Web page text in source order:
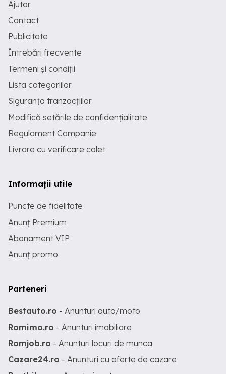
Ajutor
Contact
Publicitate
Întrebări frecvente
Termeni și condiții
Lista categoriilor
Siguranța tranzacțiilor
Modifică setările de confidențialitate
Regulament Campanie
Livrare cu verificare colet
Informații utile
Puncte de fidelitate
Anunț Premium
Abonament VIP
Anunț promo
Parteneri
Bestauto.ro - Anunturi auto/moto
Romimo.ro - Anunturi imobiliare
Romjob.ro - Anunturi locuri de munca
Cazare24.ro - Anunturi cu oferte de cazare